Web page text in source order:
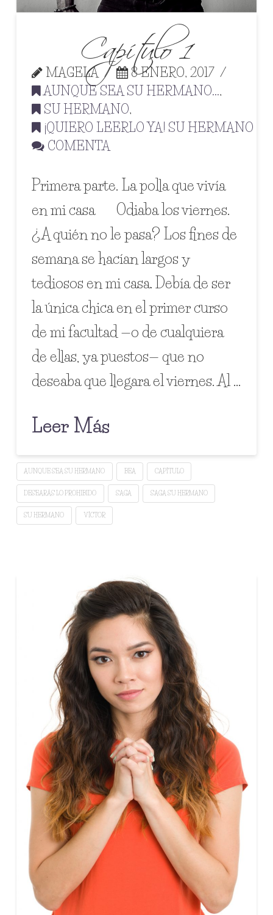
Capítulo 1
MAGELA
8 ENERO, 2017
AUNQUE SEA SU HERMANO...,
SU HERMANO,
¡QUIERO LEERLO YA! SU HERMANO
COMENTA
Primera parte. La polla que vivía
en mi casa Odiaba los viernes.
¿A quién no le pasa? Los fines de
semana se hacían largos y
tediosos en mi casa. Debía de ser
la única chica en el primer curso
de mi facultad —o de cualquiera
de ellas, ya puestos— que no
deseaba que llegara el viernes. Al …
Leer Más
AUNQUE SEA SU HERMANO BEA CAPÍTULO
DESEARÁS LO PROHIBIDO SAGA SAGA SU HERMANO
SU HERMANO VÍCTOR